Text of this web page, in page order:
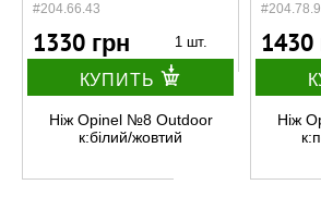
#204.66.43
1330 грн 1 шт.
КУПИТЬ
Ніж Opinel №8 Outdoor
к:білий/жовтий
1430
Ніж